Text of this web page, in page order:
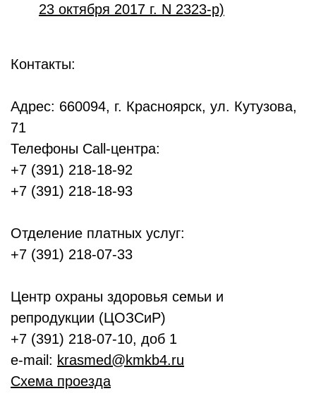
23 октября 2017 г. N 2323-р)
Контакты:
Адрес: 660094, г. Красноярск, ул. Кутузова,
71
Телефоны Call-центра:
+7 (391) 218-18-92
+7 (391) 218-18-93
Отделение платных услуг:
+7 (391) 218-07-33
Центр охраны здоровья семьи и
репродукции (ЦОЗСиР)
+7 (391) 218-07-10, доб 1
e-mail: krasmed@kmkb4.ru
Схема проезда